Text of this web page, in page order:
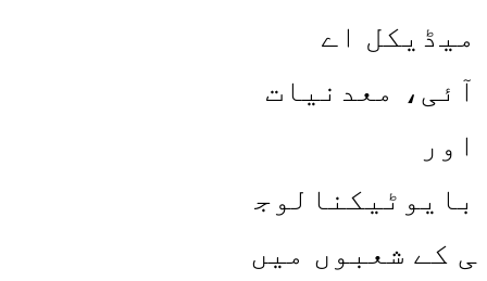
میڈیکل اے
آئی، معدنیات
اور
بایوٹیکنالوج
ی کے شعبوں میں